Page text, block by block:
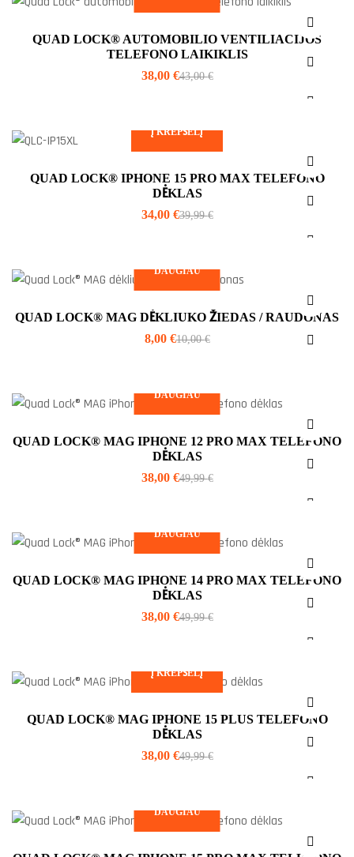
QUAD LOCK® AUTOMOBILIO VENTILIACIJOS
TELEFONO LAIKIKLIS
43,00€
38,00 €
Į KREPŠELĮ
QUAD LOCK® IPHONE 15 PRO MAX TELEFONO
DĖKLAS
39,99€
34,00 €
DAUGIAU
QUAD LOCK® MAG DĖKLIUKO ŽIEDAS / RAUDONAS
10,00€
8,00 €
DAUGIAU
QUAD LOCK® MAG IPHONE 12 PRO MAX TELEFONO
DĖKLAS
49,99€
38,00 €
DAUGIAU
QUAD LOCK® MAG IPHONE 14 PRO MAX TELEFONO
DĖKLAS
49,99€
38,00 €
Į KREPŠELĮ
QUAD LOCK® MAG IPHONE 15 PLUS TELEFONO
DĖKLAS
49,99€
38,00 €
DAUGIAU